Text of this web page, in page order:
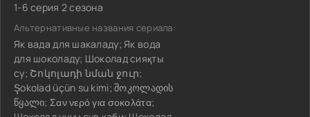
1-6 серия 2 сезона
Альтернативные названия сериала:
Як вада для шакаладу; Як вода
для шоколаду; Шоколад сияқты
су; Շոկոլադի նման ջուր;
Şokolad üçün su kimi; შოკოლადის
წყალი; Σαν νερό για σοκολάτα;